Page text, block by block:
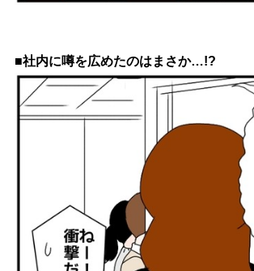
■社内に噂を広めたのはまさか…!?